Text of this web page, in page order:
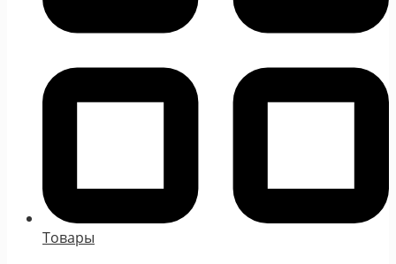
Товары